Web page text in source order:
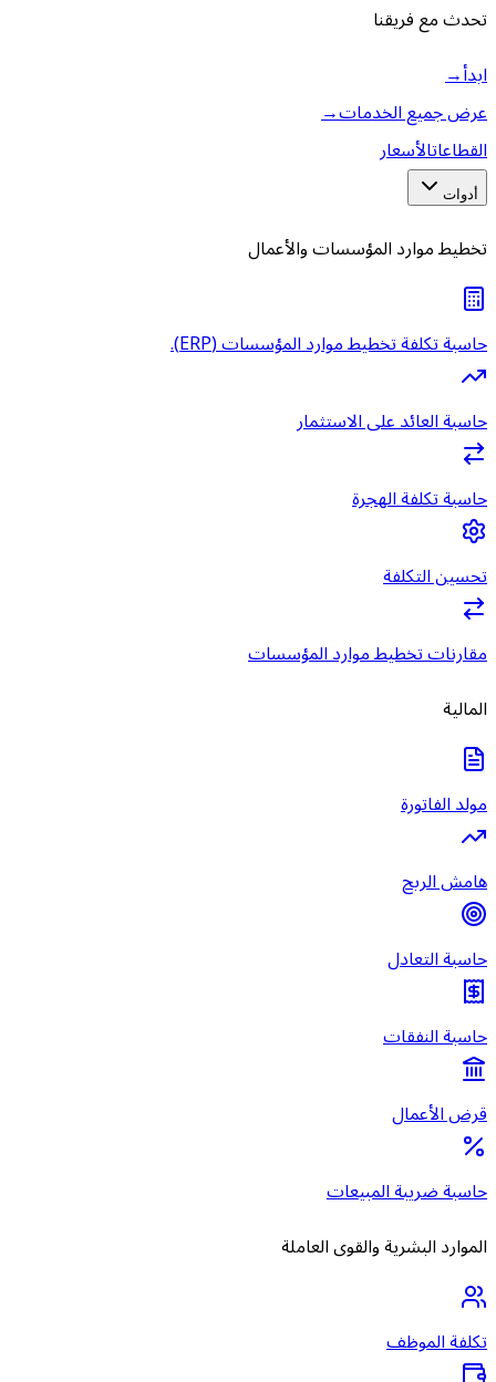
تحدث مع فريقنا
ابدأ→
عرض جميع الخدمات→
القطاعاتالأسعار
أدوات
تخطيط موارد المؤسسات والأعمال
حاسبة تكلفة تخطيط موارد المؤسسات (ERP).
حاسبة العائد على الاستثمار
حاسبة تكلفة الهجرة
تحسين التكلفة
مقارنات تخطيط موارد المؤسسات
المالية
مولد الفاتورة
هامش الربح
حاسبة التعادل
حاسبة النفقات
قرض الأعمال
حاسبة ضريبة المبيعات
الموارد البشرية والقوى العاملة
تكلفة الموظف